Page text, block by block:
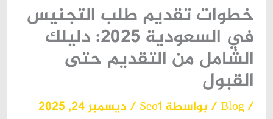
خطوات تقديم طلب التجنيس
في السعودية 2025: دليلك
الشامل من التقديم حتى
القبول
/
Blog/ بواسطة Seo1
/ ديسمبر 24, 2025